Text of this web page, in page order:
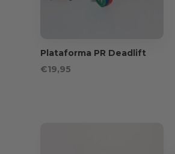
Plataforma PR Deadlift
€19,95